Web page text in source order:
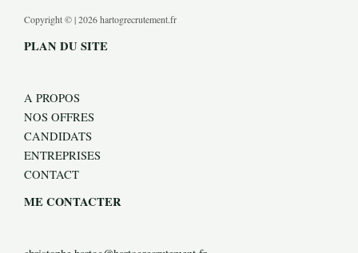
Copyright © | 2026 hartogrecrutement.fr
PLAN DU SITE
A PROPOS
NOS OFFRES
CANDIDATS
ENTREPRISES
CONTACT
ME CONTACTER